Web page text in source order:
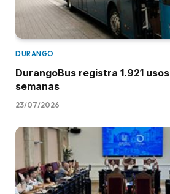
DURANGO
DurangoBus registra 1.921
semanas
23/07/2026